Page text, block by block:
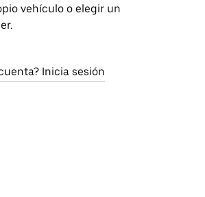
vehículo o elegir un
Inicia sesión